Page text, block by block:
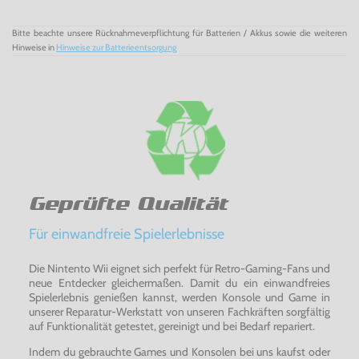
Bitte beachte unsere Rücknahmeverpflichtung für Batterien / Akkus sowie die weiteren
Hinweise in Hinweise zur Batterieentsorgung
Geprüfte Qualität
Für einwandfreie Spielerlebnisse
Die Nintento Wii eignet sich perfekt für Retro-Gaming-Fans und
neue Entdecker gleichermaßen. Damit du ein einwandfreies
Spielerlebnis genießen kannst, werden Konsole und Game in
unserer Reparatur-Werkstatt von unseren Fachkräften sorgfältig
auf Funktionalität getestet, gereinigt und bei Bedarf repariert.
Indem du gebrauchte Games und Konsolen bei uns kaufst oder